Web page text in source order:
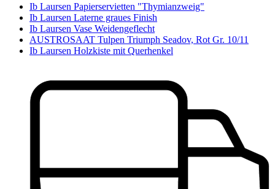
Ib Laursen Papierservietten "Thymianzweig"
Ib Laursen Laterne graues Finish
Ib Laursen Vase Weidengeflecht
AUSTROSAAT Tulpen Triumph Seadov, Rot Gr. 10/11
Ib Laursen Holzkiste mit Querhenkel